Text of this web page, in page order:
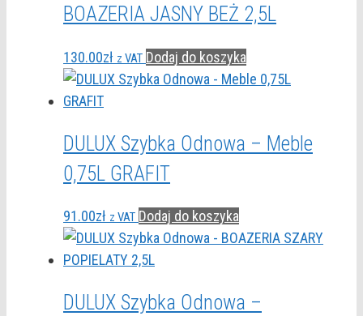
BOAZERIA JASNY BEŻ 2,5L
130.00zł z VAT Dodaj do koszyka
DULUX Szybka Odnowa – Meble
0,75L GRAFIT
91.00zł z VAT Dodaj do koszyka
DULUX Szybka Odnowa –